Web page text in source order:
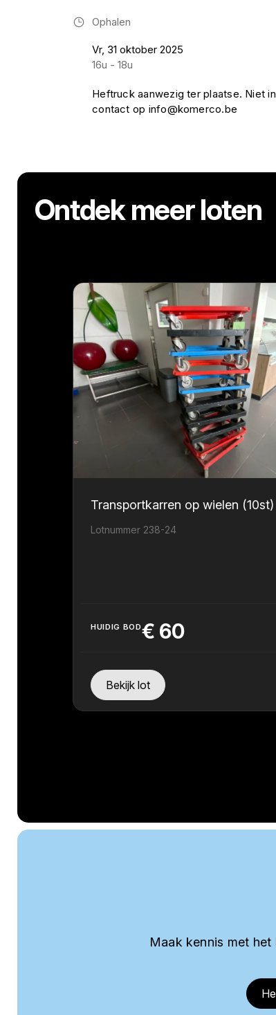
Ophalen
Vr, 31 oktober 2025
16u - 18u
Heftruck aanwezig ter plaatse. Niet
contact op info@komerco.be
Ontdek meer loten
Transportkarren op wielen (10st)
Lotnummer 238-24
HUIDIG BOD€ 60
Bekijk lot
Maak kennis met